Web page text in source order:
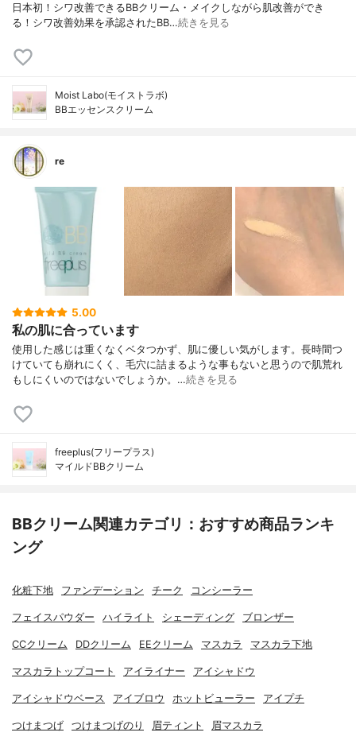
日本初！シワ改善できるBBクリーム・メイクしながら肌改善ができ
る！シワ改善効果を承認されたBB…続きを見る
Moist Labo(モイストラボ)
BBエッセンスクリーム
re
5.00
私の肌に合っています
使用した感じは重くなくベタつかず、肌に優しい気がします。長時間つ
けていても崩れにくく、毛穴に詰まるような事もないと思うので肌荒れ
もしにくいのではないでしょうか。…続きを見る
freeplus(フリープラス)
マイルドBBクリーム
BBクリーム関連カテゴリ：おすすめ商品ランキ
ング
化粧下地 ファンデーション チーク コンシーラー
フェイスパウダー ハイライト シェーディング ブロンザー
CCクリーム DDクリーム EEクリーム マスカラ マスカラ下地
マスカラトップコート アイライナー アイシャドウ
アイシャドウベース アイブロウ ホットビューラー アイプチ
つけまつげ つけまつげのり 眉ティント 眉マスカラ